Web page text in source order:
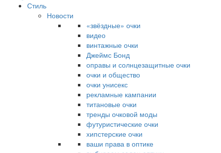
Стиль
Новости
«звёздные» очки
видео
винтажные очки
Джеймс Бонд
оправы и солнцезащитные очки
очки и общество
очки унисекс
рекламные кампании
титановые очки
тренды очковой моды
футуристические очки
хипстерские очки
ваши права в оптике